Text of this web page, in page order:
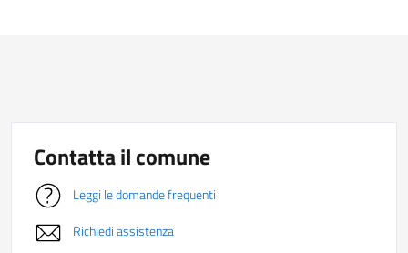
Contatta il comune
Leggi le domande frequenti
Richiedi assistenza